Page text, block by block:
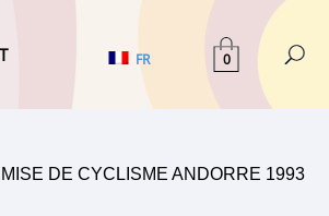
FR 0
DE CYCLISME ANDORRE 1993